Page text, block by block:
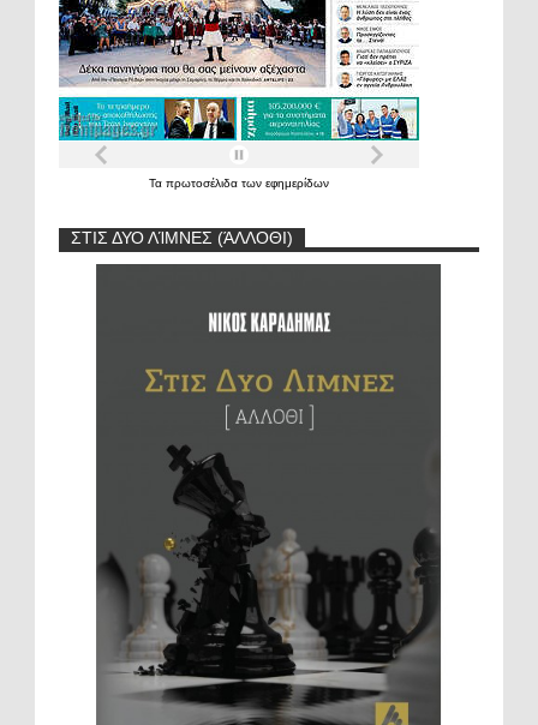
Τα πρωτοσέλιδα των εφημερίδων
ΣΤΙΣ ΔΥΟ ΛΊΜΝΕΣ (ΆΛΛΟΘΙ)